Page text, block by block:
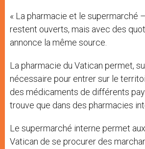
« La pharmacie et le supermarché –
restent ouverts, mais avec des
annonce la même source.
La pharmacie du Vatican permet,
nécessaire pour entrer sur le
des médicaments de différents
trouve que dans des pharmacies
Le supermarché interne permet
Vatican de se procurer des